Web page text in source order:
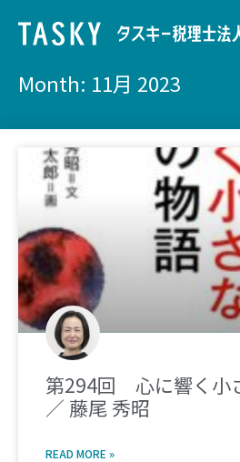
Month: 11月 2023
第294回 心に響く小
／ 藤尾 秀昭
READ MORE »